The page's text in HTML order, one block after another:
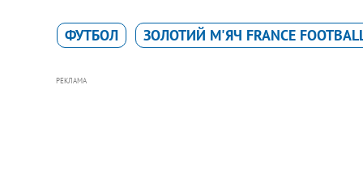
ФУТБОЛ ЗОЛОТИЙ М'ЯЧ FRANCE
РЕКЛАМА